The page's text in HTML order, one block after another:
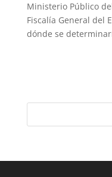
Ministerio Público
Fiscalía General del
dónde se